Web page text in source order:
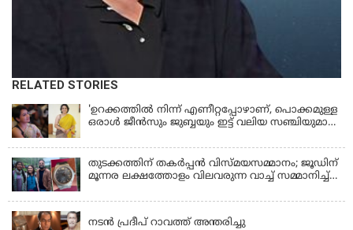
RELATED STORIES
'ഉറക്കത്തിൽ നിന്ന് എണീറ്റപ്പോഴാണ്, പൊക്കമുള്ള
ഒരാൾ ജീൻസും ജുബ്ബയും ഇട്ട് വലിയ സഞ്ചിയുമായി
മരിച്ചുപോയെന്ന് പറഞ്ഞു; ആത്മാക്കളെ കണ്ടിട്ടു
ഉണ്ടെന്ന് നടി ലെന
തുടക്കത്തിന് തകർപ്പൻ വിസ്മയസമ്മാനം; ജൂഡിന്
മൂന്നര ലക്ഷത്തോളം വിലവരുന്ന വാച്ച് സമ്മാനിച്ച്
നടൻ പ്രദീപ് റാവത്ത് അന്തരിച്ചു